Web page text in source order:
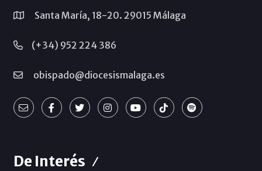
Santa María, 18-20. 29015 Málaga
(+34) 952 224 386
obispado@diocesismalaga.es
De Interés